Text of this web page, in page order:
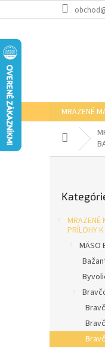
na
MRAZENÉ
Domov
kategórie
MRAZENÉ
PRÍLOHY
MÄSO